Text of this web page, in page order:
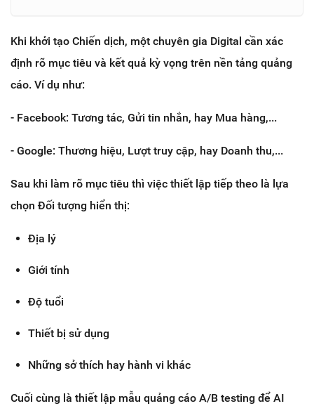
Khi khởi tạo Chiến dịch, một chuyên gia Digital cần xác
định rõ mục tiêu và kết quả kỳ vọng trên nền tảng quảng
cáo. Ví dụ như:
- Facebook: Tương tác, Gửi tin nhắn, hay Mua hàng,...
- Google: Thương hiệu, Lượt truy cập, hay Doanh thu,...
Sau khi làm rõ mục tiêu thì việc thiết lập tiếp theo là lựa
chọn Đối tượng hiển thị:
Địa lý
Giới tính
Độ tuổi
Thiết bị sử dụng
Những sở thích hay hành vi khác
Cuối cùng là thiết lập mẫu quảng cáo A/B testing để AI